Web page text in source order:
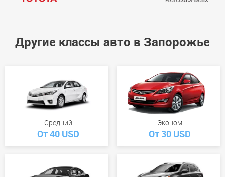
Другие классы авто в Запорожье
Средний
От 40 USD
Эконом
От 30 USD